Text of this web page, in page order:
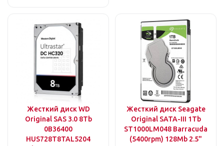
Жесткий диск WD
Original SAS 3.0 8Tb
0B36400
HUS728T8TAL5204
Жесткий диск Seagate
Original SATA-III 1Tb
ST1000LM048 Barracuda
(5400rpm) 128Mb 2.5"